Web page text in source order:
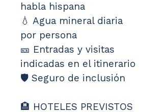
habla hispana
💧 Agua mineral diaria
por persona
🎫 Entradas y visitas
indicadas en el itinerario
🛡️ Seguro de inclusión
🏨 HOTELES PREVISTOS